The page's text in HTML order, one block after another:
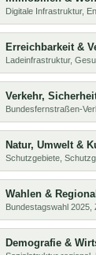
Digitale Infrastruktur,
Erreichbarkeit &
Ladeinfrastruktur,
Verkehr,
Bundesfernstraßen-
Natur, Umwelt &
Schutzgebiete,
Wahlen &
Bundestagswahl 2025,
Demografie &